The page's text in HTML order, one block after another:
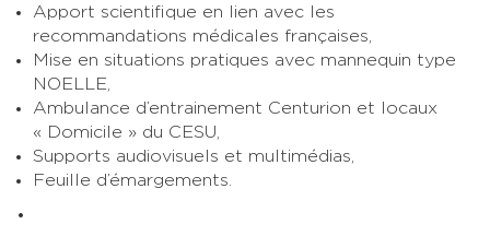
Apport scientifique en lien avec les
recommandations médicales françaises,
Mise en situations pratiques avec mannequin type
NOELLE,
Ambulance d’entrainement Centurion et locaux
« Domicile » du CESU,
Supports audiovisuels et multimédias,
Feuille d’émargements.